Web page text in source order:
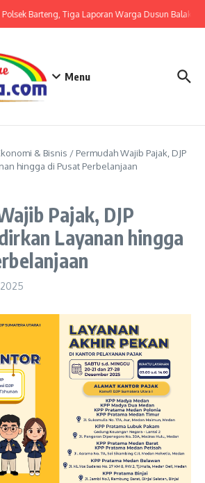
Barteng, Tiga Laporan Warga Dusun Balaka di
Menu
& Bisnis / Permudah Wajib Pajak, DJP
hingga di Pusat Perbelanjaan
Pajak, DJP
Layanan hingga